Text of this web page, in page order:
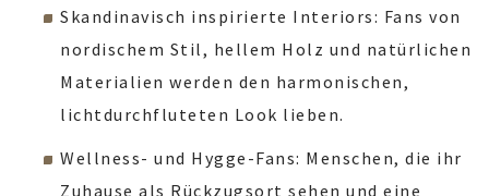
Skandinavisch inspirierte Interiors: Fans von
nordischem Stil, hellem Holz und natürlichen
Materialien werden den harmonischen,
lichtdurchfluteten Look lieben.
Wellness- und Hygge-Fans: Menschen, die ihr
Zuhause als Rückzugsort sehen und eine